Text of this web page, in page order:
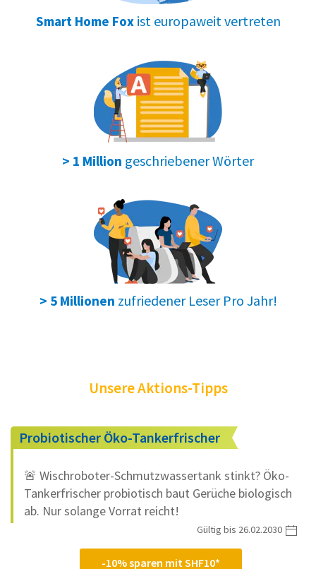
Smart Home Foxist europaweit vertreten
> 1 Million geschriebener Wörter
> 5 Millionen zufriedener Leser Pro Jahr!
Unsere Aktions-Tipps
Probiotischer Öko-Tankerfrischer
🚨 Wischroboter-Schmutzwassertank stinkt? Öko-
Tankerfrischer probiotisch baut Gerüche biologisch
ab. Nur solange Vorrat reicht!
-10% sparen mit SHF10*
Gültig bis 26.02.2030